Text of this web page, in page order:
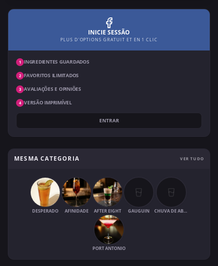
INICIE SESSÃO
PLUS D'OPTIONS GRATUIT ET EN 1 CLIC
1 INGREDIENTES GUARDADOS
2 FAVORITOS ILIMITADOS
3 AVALIAÇÕES E OPINIÕES
4 VERSÃO IMPRIMÍVEL
ENTRAR
MESMA CATEGORIA VER TUDO
DESPERADO AFINIDADE AFTER EIGHT GAUGUIN CHUVA DE ABRIL
PORT ANTONIO